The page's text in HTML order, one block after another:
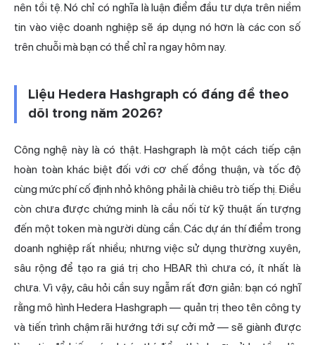
nên tồi tệ. Nó chỉ có nghĩa là luận điểm đầu tư dựa trên niềm
tin vào việc doanh nghiệp sẽ áp dụng nó hơn là các con số
trên chuỗi mà bạn có thể chỉ ra ngay hôm nay.
Liệu Hedera Hashgraph có đáng để theo
dõi trong năm 2026?
Công nghệ này là có thật. Hashgraph là một cách tiếp cận
hoàn toàn khác biệt đối với cơ chế đồng thuận, và tốc độ
cùng mức phí cố định nhỏ không phải là chiêu trò tiếp thị. Điều
còn chưa được chứng minh là cầu nối từ kỹ thuật ấn tượng
đến một token mà người dùng cần. Các dự án thí điểm trong
doanh nghiệp rất nhiều; nhưng việc sử dụng thường xuyên,
sâu rộng để tạo ra giá trị cho HBAR thì chưa có, ít nhất là
chưa. Vì vậy, câu hỏi cần suy ngẫm rất đơn giản: bạn có nghĩ
rằng mô hình Hedera Hashgraph — quản trị theo tên công ty
và tiến trình chậm rãi hướng tới sự cởi mở — sẽ giành được